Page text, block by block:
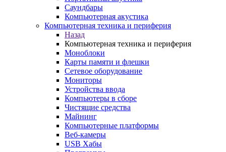
Саундбары
Компьютерная акустика
Компьютерная техника и периферия
Назад
Компьютерная техника и периферия
Моноблоки
Карты памяти и флешки
Сетевое оборудование
Мониторы
Устройства ввода
Компьютеры в сборе
Чистящие средства
Майнинг
Компьютерные платформы
Веб-камеры
USB Хабы